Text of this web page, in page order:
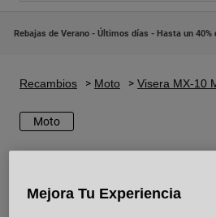
Novedades
Cascos Motocross Niño
Explora Moto
Novedades
Lifestyle
Integrales
Rebajas de Verano - Últimos días - Hasta un 40%
Recambios Moto Visera MX-10
Moto
Mejora Tu Experiencia